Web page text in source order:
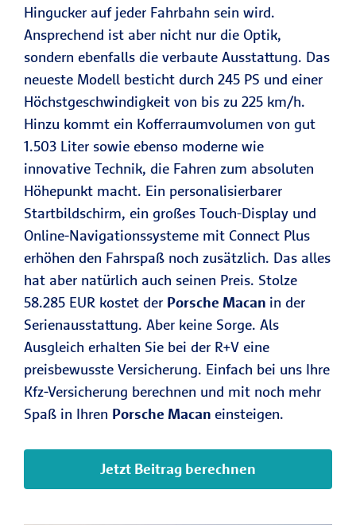
Hingucker auf jeder Fahrbahn sein wird.
Ansprechend ist aber nicht nur die Optik,
sondern ebenfalls die verbaute Ausstattung. Das
neueste Modell besticht durch 245 PS und einer
Höchstgeschwindigkeit von bis zu 225 km/h.
Hinzu kommt ein Kofferraumvolumen von gut
1.503 Liter sowie ebenso moderne wie
innovative Technik, die Fahren zum absoluten
Höhepunkt macht. Ein personalisierbarer
Startbildschirm, ein großes Touch-Display und
Online-Navigationssysteme mit Connect Plus
erhöhen den Fahrspaß noch zusätzlich. Das alles
hat aber natürlich auch seinen Preis. Stolze
58.285 EUR kostet der Porsche Macan in der
Serienausstattung. Aber keine Sorge. Als
Ausgleich erhalten Sie bei der R+V eine
preisbewusste Versicherung. Einfach bei uns Ihre
Kfz-Versicherung berechnen und mit noch mehr
Spaß in Ihren Porsche Macan einsteigen.
Jetzt Beitrag berechnen